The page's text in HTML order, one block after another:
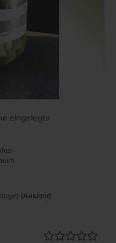
eingelegte
(Ausland